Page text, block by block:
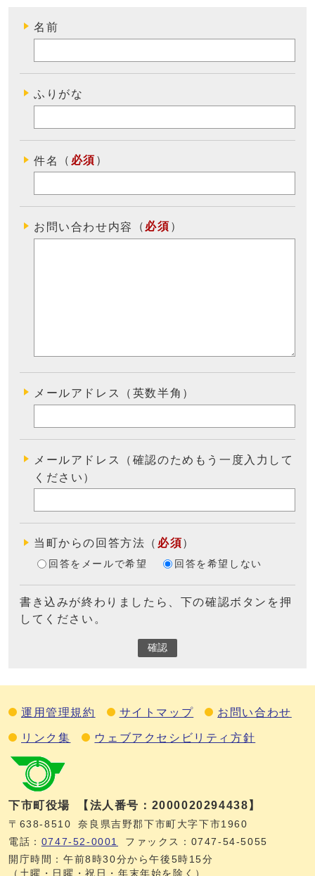
名前
ふりがな
件名 （ 必須 ）
お問い合わせ内容 （ 必須 ）
メールアドレス（英数半角）
メールアドレス（確認のためもう一度入力して
ください）
当町からの回答方法 （ 必須）
回答をメールで希望 回答を希望しない
書き込みが終わりましたら、下の確認ボタンを押
してください。
確認
運用管理規約 サイトマップ お問い合わせ
リンク集 ウェブアクセシビリティ方針
下市町役場 【法人番号：2000020294438】
〒638-8510
奈良県吉野郡下市町大字下市1960
電話： 0747‐52‐0001
ファックス：0747‐54‐5055
開庁時間：午前8時30分から午後5時15分
（土曜・日曜・祝日・年末年始を除く）